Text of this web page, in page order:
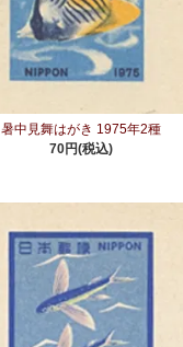
暑中見舞はがき 1975年2種
70円(税込)